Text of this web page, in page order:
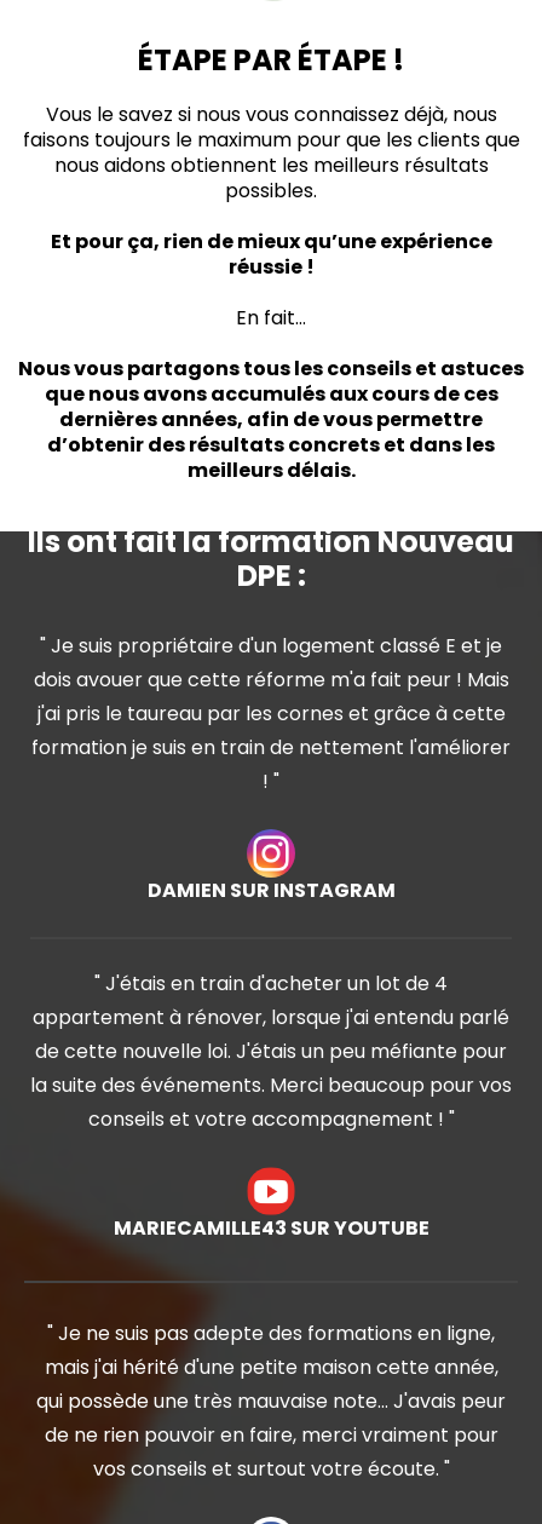
ÉTAPE PAR ÉTAPE !
Vous le savez si nous vous connaissez déjà, nous
faisons toujours le maximum pour que les clients que
nous aidons obtiennent les meilleurs résultats
possibles.
Et pour ça, rien de mieux qu’une expérience
réussie !
En fait…
Nous vous partagons tous les conseils et astuces
que nous avons accumulés aux cours de ces
dernières années, afin de vous permettre
d’obtenir des résultats concrets et dans les
meilleurs délais.
Ils ont fait la formation Nouveau
DPE :
" Je suis propriétaire d'un logement classé E et je
dois avouer que cette réforme m'a fait peur ! Mais
j'ai pris le taureau par les cornes et grâce à cette
formation je suis en train de nettement l'améliorer
! "
DAMIEN SUR INSTAGRAM
" J'étais en train d'acheter un lot de 4
appartement à rénover, lorsque j'ai entendu parlé
de cette nouvelle loi. J'étais un peu méfiante pour
la suite des événements. Merci beaucoup pour vos
conseils et votre accompagnement ! "
MARIECAMILLE43 SUR YOUTUBE
" Je ne suis pas adepte des formations en ligne,
mais j'ai hérité d'une petite maison cette année,
qui possède une très mauvaise note... J'avais peur
de ne rien pouvoir en faire, merci vraiment pour
vos conseils et surtout votre écoute. "